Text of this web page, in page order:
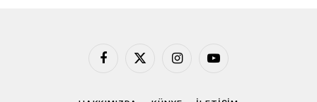
Facebook
X
InstagramYouTube